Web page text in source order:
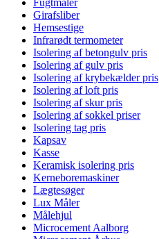
Fugtmåler
Girafsliber
Hemsestige
Infrarødt termometer
Isolering af betongulv pris
Isolering af gulv pris
Isolering af krybekælder pris
Isolering af loft pris
Isolering af skur pris
Isolering af sokkel priser
Isolering tag pris
Kapsav
Kasse
Keramisk isolering pris
Kerneboremaskiner
Lægtesøger
Lux Måler
Målehjul
Microcement Aalborg